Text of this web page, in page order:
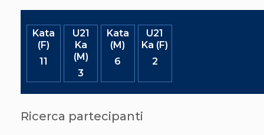
Sumo
Capoeira
Grappling
Pancrazio/Pankration
Calendario Attività
Difesa Personale MGA
Kata
(F)
11
U21
Ka
(M)
3
Kata
(M)
6
U21
Ka (F)
2
Ricerca partecipanti